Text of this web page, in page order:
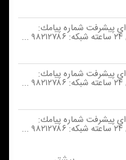
پیشرفت شماره پیامك:
پیشرفت شماره پیامك:
پیشرفت شماره پیامك: